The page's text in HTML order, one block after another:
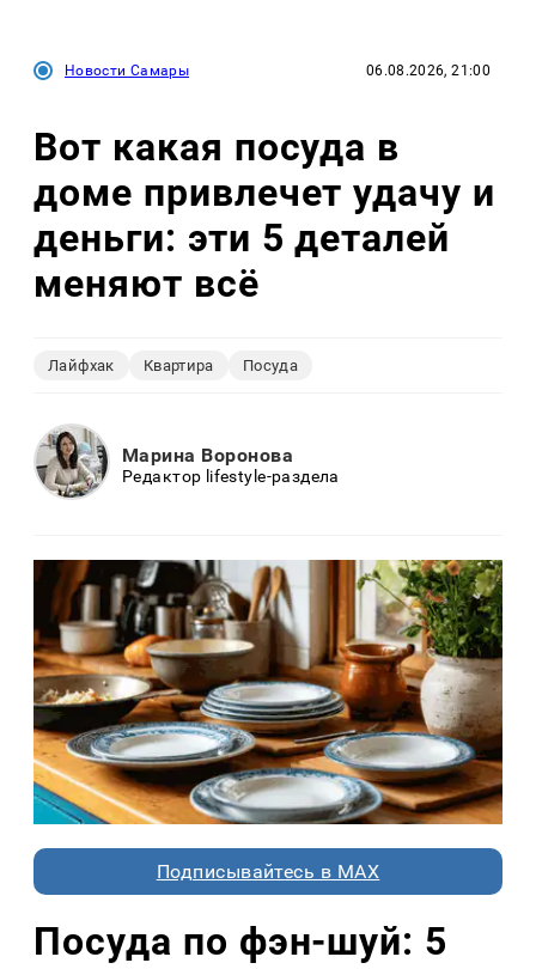
Новости Самары 06.08.2026, 21:00
Вот какая посуда в
доме привлечет удачу и
деньги: эти 5 деталей
меняют всё
Лайфхак Квартира Посуда
Марина Воронова
Редактор lifestyle-раздела
Подписывайтесь в MAX
Посуда по фэн-шуй: 5